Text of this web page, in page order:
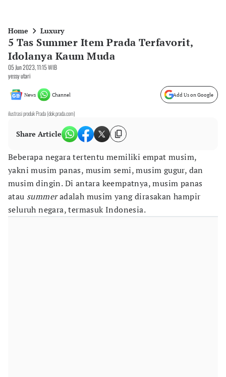
Home Luxury
5 Tas Summer Item Prada Terfavorit,
Idolanya Kaum Muda
05 Jun 2023, 11:15 WIB
yessy utari
News Channel Add Us on Google
ilustrasi produk Prada (dok.prada.com)
Share Article
Beberapa negara tertentu memiliki empat musim,
yakni musim panas, musim semi, musim gugur, dan
musim dingin. Di antara keempatnya, musim panas
atau summeradalah musim yang dirasakan hampir
seluruh negara, termasuk Indonesia.